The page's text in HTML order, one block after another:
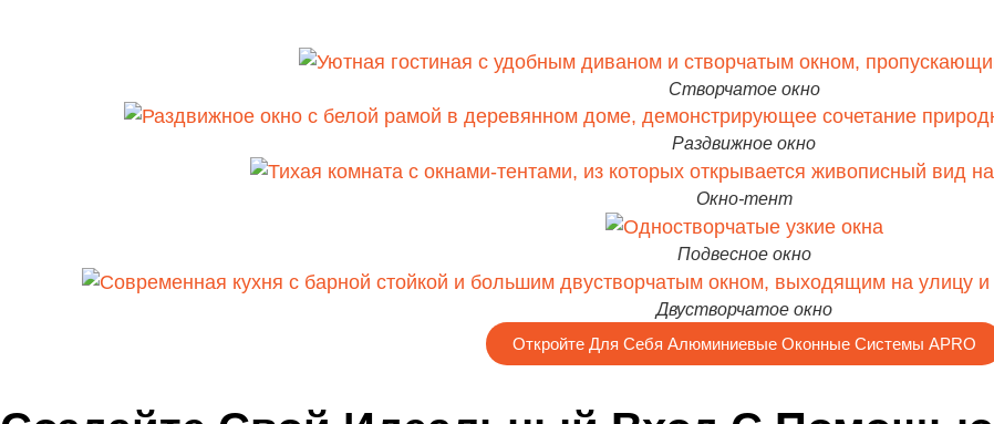
Створчатое окно
Раздвижное окно
Окно-тент
Подвесное окно
Двустворчатое окно
Откройте Для Себя Алюминиевые Оконные Системы APRO